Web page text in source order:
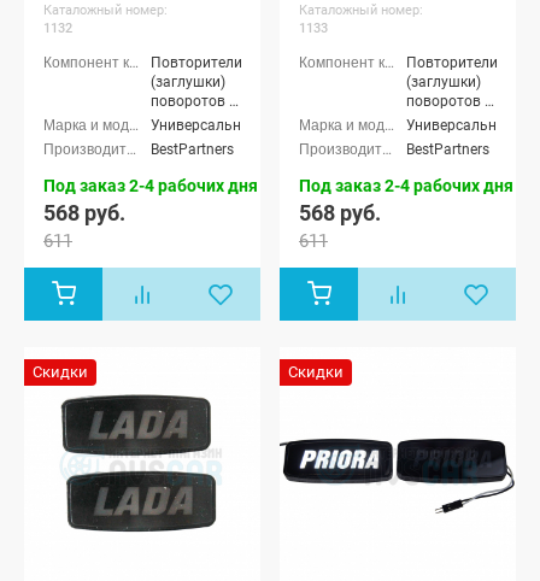
Каталожный номер:
1132
Повторители
(заглушки)
поворотов в
крылья
Универсальные
BestPartners
Под заказ 2-4 рабочих дня
568 руб.
611
Каталожный номер:
1133
Повторители
(заглушки)
поворотов в
крылья
Универсальные
BestPartners
Под заказ 2-4 рабочих дня
568 руб.
611
Скидки Скидки